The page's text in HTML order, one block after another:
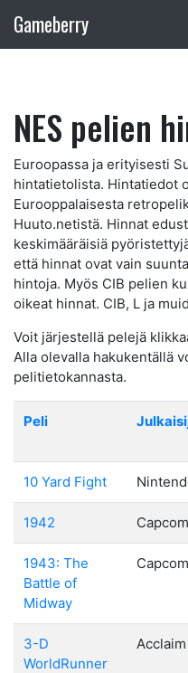
Gameberry
NES pelien
Euroopassa ja erityisesti
hintatietolista. Hintatiedot
Eurooppalaisesta
Huuto.netistä. Hinnat
keskimääräisiä
että hinnat ovat vain
hintoja. Myös CIB pelien
oikeat hinnat. CIB, L ja
Voit järjestellä pelejä
Alla olevalla hakukentällä
pelitietokannasta.
Peli
10 Yard Fight
1942 Capcom
1943: The
Battle of
Midway
Capcom
3-D
WorldRunner
Acclaim